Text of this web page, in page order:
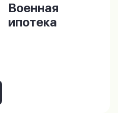
Военная
ипотека